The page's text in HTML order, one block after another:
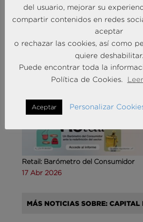
Agencias de viajes: del mostrador al
experiencias
MÁS NOTICIAS SOBRE:
EXPERIENCE
Retail: Barómetro del Consumidor
17 Abr 2026
MÁS NOTICIAS SOBRE: CAPITAL
del usuario, mejorar su
compartir contenidos en redes
aceptar
o rechazar las cookies, así como
quiere deshabilitar.
Puede encontrar toda la
Política de Cookies.
Aceptar Personalizar